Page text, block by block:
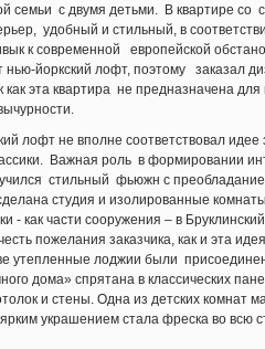
семьи с двумя детьми. В квартире со
удобный и стильный, в
к современной европейской
нью-йоркский лофт, поэтому заказал
эта квартира не предназначена
лофт не вполне соответствовал
Важная роль в формировании
стильный фьюжн с
студия и изолированные
- как части сооружения – в
пожелания заказчика, как и эта
утепленные лоджии были
дома» спрятана в классических
и стены. Одна из детских комнат
украшением стала фреска во